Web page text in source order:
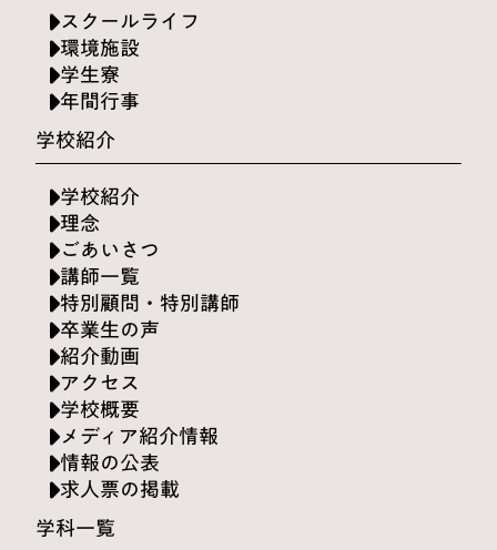
スクールライフ
環境施設
学生寮
年間行事
学校紹介
学校紹介
理念
ごあいさつ
講師一覧
特別顧問・特別講師
卒業生の声
紹介動画
アクセス
学校概要
メディア紹介情報
情報の公表
求人票の掲載
学科一覧